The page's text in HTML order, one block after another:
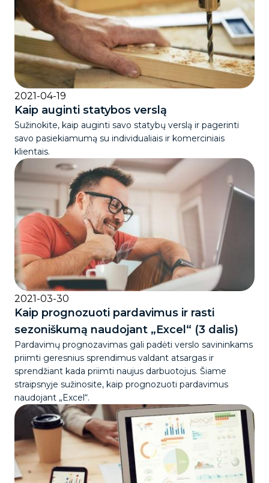
2021-04-19
Kaip auginti statybos verslą
Sužinokite, kaip auginti savo statybų verslą ir pagerinti
savo pasiekiamumą su individualiais ir komerciniais
klientais.
2021-03-30
Kaip prognozuoti pardavimus ir rasti
sezoniškumą naudojant „Excel“ (3 dalis)
Pardavimų prognozavimas gali padėti verslo savininkams
priimti geresnius sprendimus valdant atsargas ir
sprendžiant kada priimti naujus darbuotojus. Šiame
straipsnyje sužinosite, kaip prognozuoti pardavimus
naudojant „Excel“.